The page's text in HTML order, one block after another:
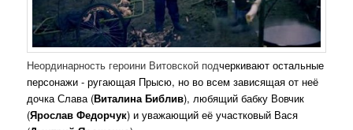
Неординарность героини Витовской подчеркивают остальные
персонажи - ругающая Прысю, но во всем зависящая от неё
дочка Слава (Виталина Библив), любящий бабку Вовчик
(Ярослав Федорчук) и уважающий её участковый Вася